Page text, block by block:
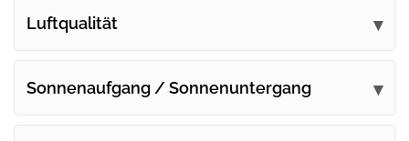
Luftqualität
Sonnenaufgang / Sonnenuntergang